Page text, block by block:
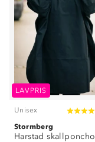
LAVPRIS
Unisex
Stormberg
Harstad skallponcho